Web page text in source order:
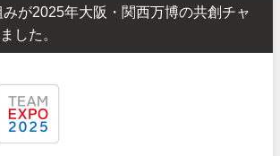
が2025年大阪・関西万博の共創チャ
した。